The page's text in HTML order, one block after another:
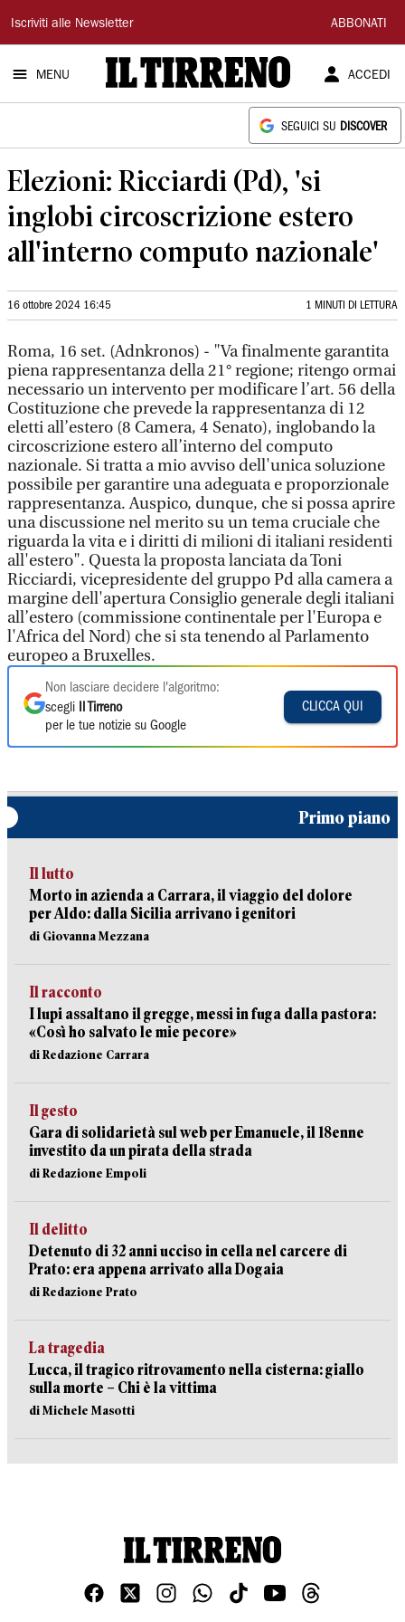
Il
Tirreno
Iscriviti alle Newsletter ABBONATI
MENU ACCEDI
SEGUICI SU DISCOVER
Elezioni: Ricciardi (Pd), 'si
inglobi circoscrizione estero
all'interno computo nazionale'
16 ottobre 2024 16:45 1 MINUTI DI LETTURA
Roma, 16 set. (Adnkronos) - "Va finalmente garantita
piena rappresentanza della 21° regione; ritengo ormai
necessario un intervento per modificare l’art. 56 della
Costituzione che prevede la rappresentanza di 12
eletti all’estero (8 Camera, 4 Senato), inglobando la
circoscrizione estero all’interno del computo
nazionale. Si tratta a mio avviso dell'unica soluzione
possibile per garantire una adeguata e proporzionale
rappresentanza. Auspico, dunque, che si possa aprire
una discussione nel merito su un tema cruciale che
riguarda la vita e i diritti di milioni di italiani residenti
all'estero". Questa la proposta lanciata da Toni
Ricciardi, vicepresidente del gruppo Pd alla camera a
margine dell'apertura Consiglio generale degli italiani
all’estero (commissione continentale per l'Europa e
l'Africa del Nord) che si sta tenendo al Parlamento
europeo a Bruxelles.
Non lasciare decidere l'algoritmo:
scegli
Il Tirreno
per le tue notizie su Google
CLICCA QUI
Primo piano
Il lutto
Morto in azienda a Carrara, il viaggio del dolore
per Aldo: dalla Sicilia arrivano i genitori
di Giovanna Mezzana
Il racconto
I lupi assaltano il gregge, messi in fuga dalla pastora:
«Così ho salvato le mie pecore»
di Redazione Carrara
Il gesto
Gara di solidarietà sul web per Emanuele, il 18enne
investito da un pirata della strada
di Redazione Empoli
Il delitto
Detenuto di 32 anni ucciso in cella nel carcere di
Prato: era appena arrivato alla Dogaia
di Redazione Prato
La tragedia
Lucca, il tragico ritrovamento nella cisterna: giallo
sulla morte – Chi è la vittima
di Michele Masotti